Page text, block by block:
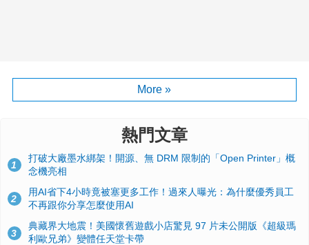
More »
熱門文章
1
打破大廠墨水綁架！開源、無 DRM 限制的「Open Printer」概
念機亮相
2
用AI省下4小時竟被塞更多工作！過來人曝光：為什麼優秀員工
不再跟你分享怎麼使用AI
3
典藏界大地震！美國懷舊遊戲小店驚見 97 片未公開版《超級瑪
利歐兄弟》變體任天堂卡帶